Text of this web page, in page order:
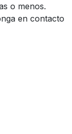
o menos.
en contacto